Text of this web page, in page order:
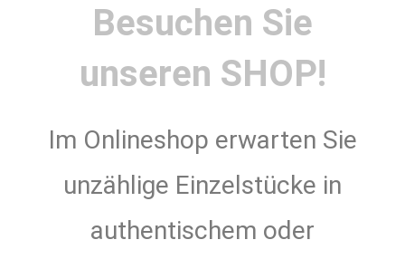
Besuchen Sie
unseren SHOP!
Im Onlineshop erwarten Sie
unzählige Einzelstücke in
authentischem oder